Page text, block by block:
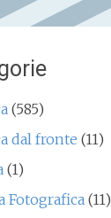
(585)
dal fronte (11)
(1)
Fotografica(11)